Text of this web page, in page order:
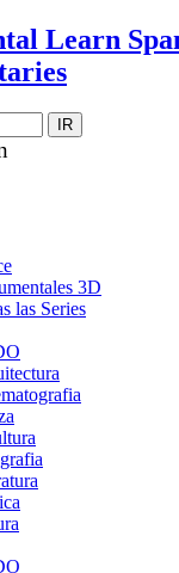
Learn
3D
las Series